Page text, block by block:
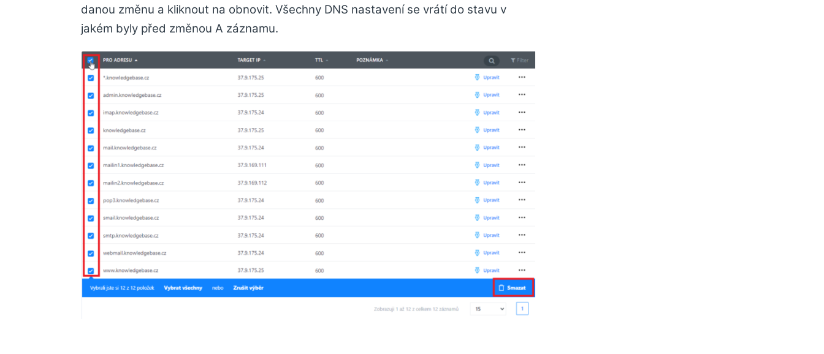
danou změnu a kliknout na obnovit. Všechny DNS nastavení se vrátí do stavu v
jakém byly před změnou A záznamu.